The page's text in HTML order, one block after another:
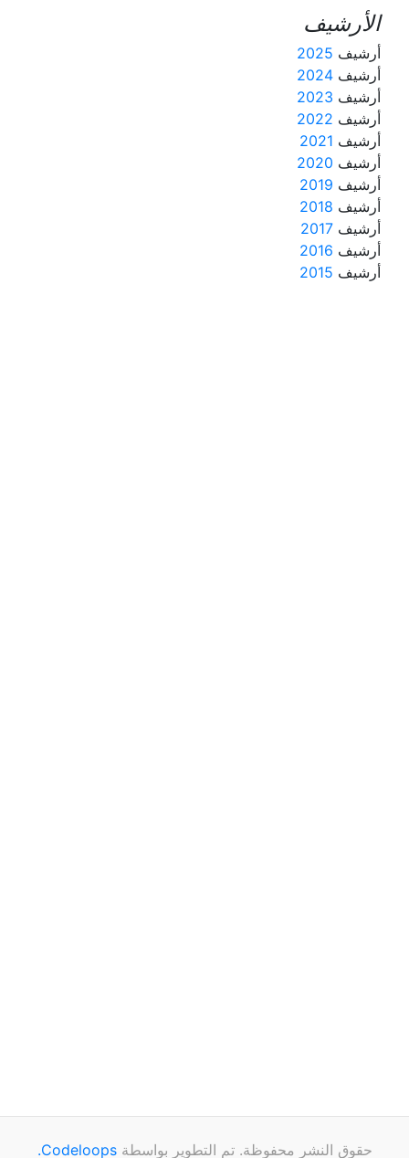
الأرشيف
أرشيف 2025
أرشيف 2024
أرشيف 2023
أرشيف 2022
أرشيف 2021
أرشيف 2020
أرشيف 2019
أرشيف 2018
أرشيف 2017
أرشيف 2016
أرشيف 2015
حقوق النشر محفوظة. تم التطوير بواسطةCodeloops.